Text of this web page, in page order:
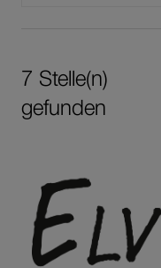
7 Stelle(n)
gefunden